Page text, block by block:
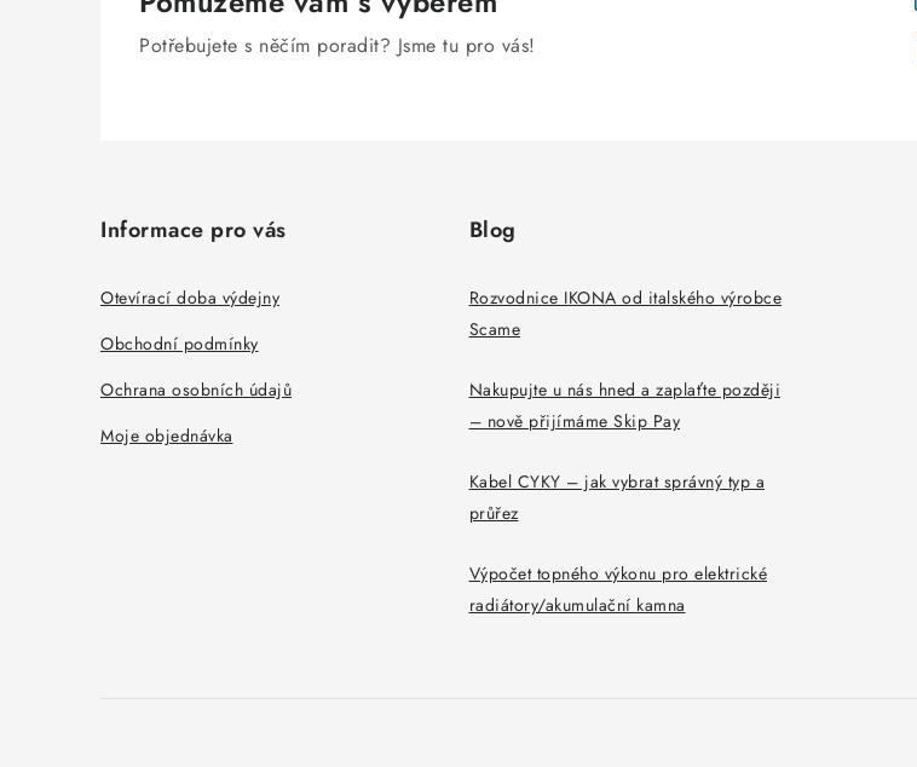
Potřebujete s něčím poradit? Jsme tu pro vás!
Informace pro vás
Otevírací doba výdejny
Obchodní podmínky
Ochrana osobních údajů
Moje objednávka
Blog
Rozvodnice IKONA od italského výrobce
Scame
Nakupujte u nás hned a zaplaťte později
– nově přijímáme Skip Pay
Kabel CYKY – jak vybrat správný typ a
průřez
Výpočet topného výkonu pro elektrické
radiátory/akumulační kamna